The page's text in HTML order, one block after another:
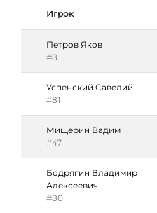
Игрок
Петров Яков
#8
Успенский Савелий
#81
Мищерин Вадим
#47
Бодрягин Владимир
Алексеевич
#80